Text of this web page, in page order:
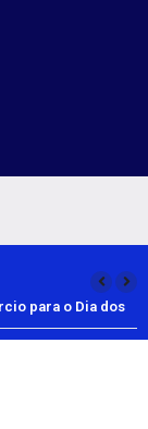
para o Dia dos